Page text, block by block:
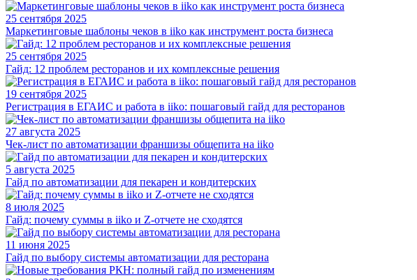
25 сентября 2025
Маркетинговые шаблоны чеков в iiko как инструмент роста бизнеса
25 сентября 2025
Гайд: 12 проблем ресторанов и их комплексные решения
19 сентября 2025
Регистрация в ЕГАИС и работа в iiko: пошаговый гайд для ресторанов
27 августа 2025
Чек-лист по автоматизации франшизы общепита на iiko
5 августа 2025
Гайд по автоматизации для пекарен и кондитерских
8 июля 2025
Гайд: почему суммы в iiko и Z-отчете не сходятся
11 июня 2025
Гайд по выбору системы автоматизации для ресторана